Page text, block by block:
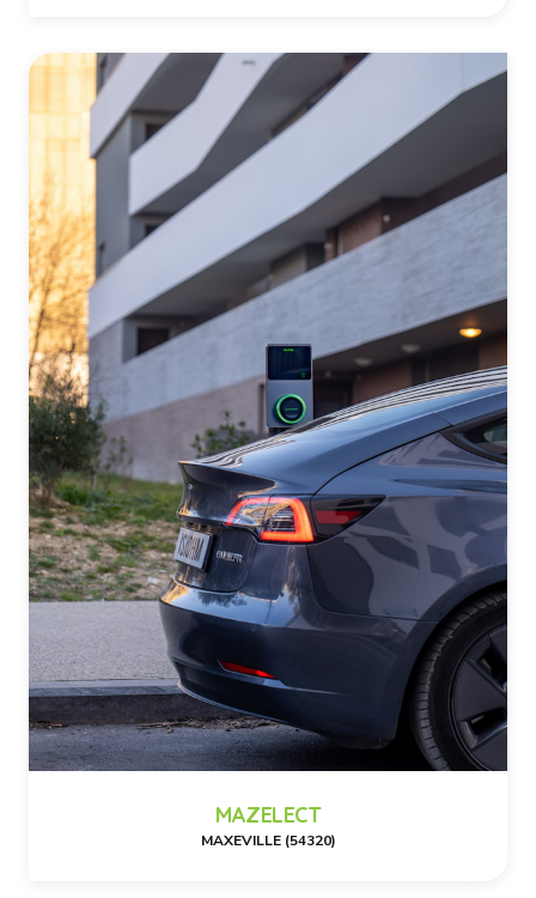
MAZELECT
MAXEVILLE (54320)